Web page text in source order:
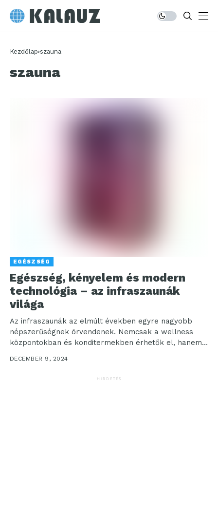
Kezdőlap szauna
szauna
EGÉSZSÉG
Egészség, kényelem és modern
technológia – az infraszaunák
világa
Az infraszaunák az elmúlt években egyre nagyobb
népszerűségnek örvendenek. Nemcsak a wellness
központokban és konditermekben érhetők el, hanem
DECEMBER 9, 2024
HIRDETÉS